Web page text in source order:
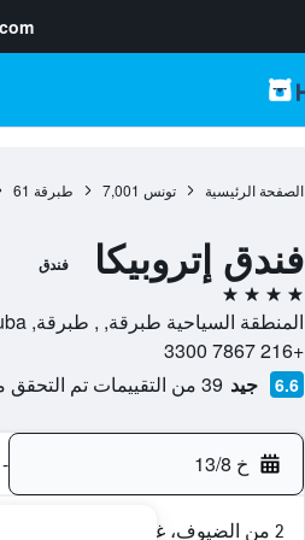
الصفحة الرئيسية تونس 7,001 طبرقة 61
فندق إتروبيكا فندق
4 نجوم
المنطقة السياحية طبرقة, , طبرقة, Jendouba, تونس
+216 7867 3300
6.6 جيد 39 من التقييمات تم التحقق منها
خ 13/8 -
2 من الضيوف، غرفة واحدة